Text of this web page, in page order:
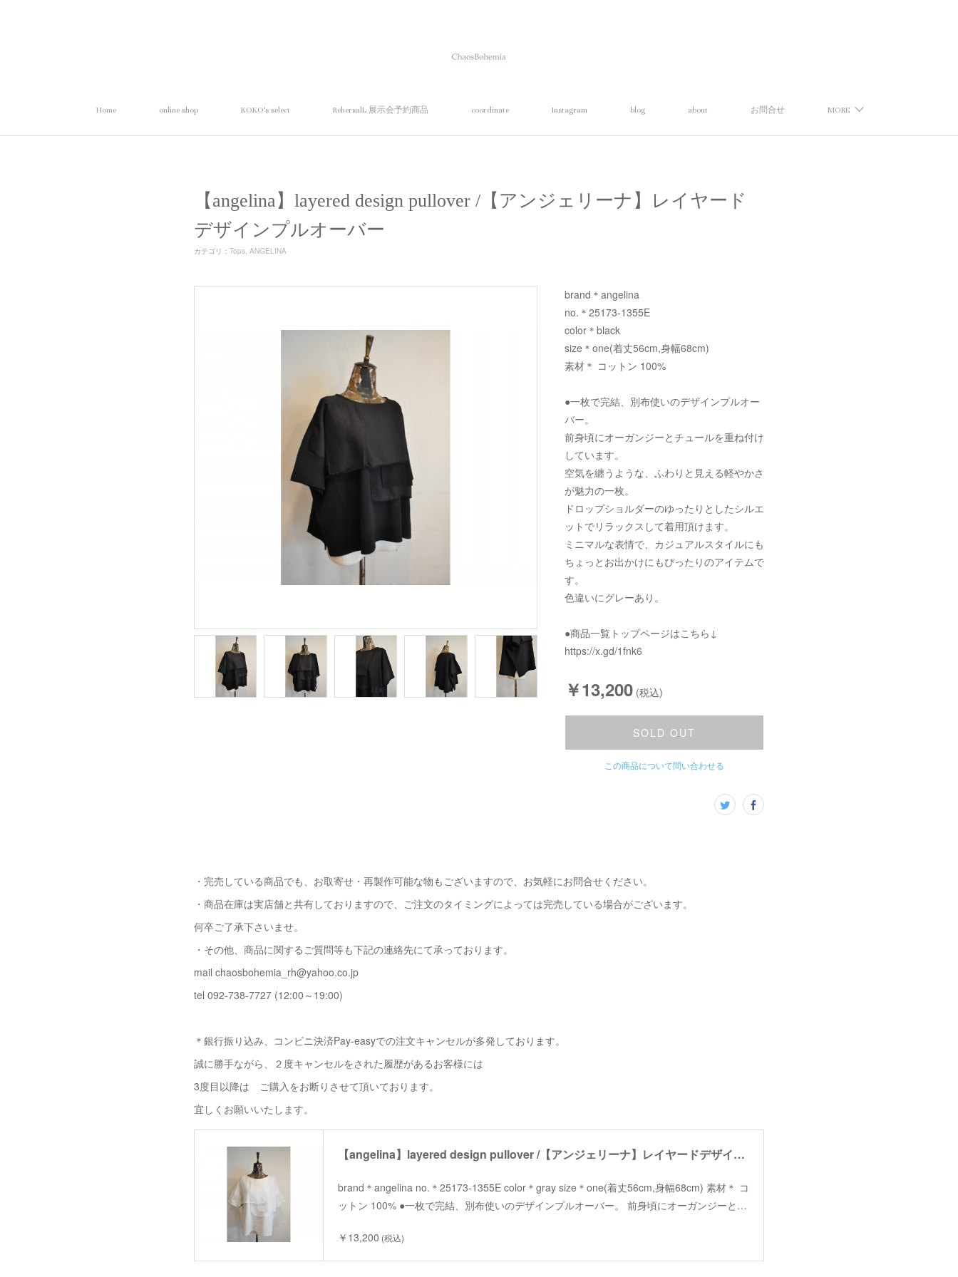
Home online shop KOKO's select RehersalL 展示会予約商品 coordinate Instagram blog about お問合せ MORE
【angelina】layered design pullover /【アンジェリーナ】レイヤード
デザインプルオーバー
カテゴリ ： Tops ANGELINA
brand＊angelina
no.＊25173-1355E
color＊black
size＊one(着丈56cm,身幅68cm)
素材＊ コットン 100%
●一枚で完結、別布使いのデザインプルオー
バー。
前身頃にオーガンジーとチュールを重ね付け
しています。
空気を纏うような、ふわりと見える軽やかさ
が魅力の一枚。
ドロップショルダーのゆったりとしたシルエ
ットでリラックスして着用頂けます。
ミニマルな表情で、カジュアルスタイルにも
ちょっとお出かけにもぴったりのアイテムで
す。
色違いにグレーあり。
●商品一覧トップページはこちら↓
https://x.gd/1fnk6
￥13,200 (税込)
SOLD OUT
この商品について問い合わせる
・完売している商品でも、お取寄せ・再製作可能な物もございますので、お気軽にお問合せください。
・商品在庫は実店舗と共有しておりますので、ご注文のタイミングによっては完売している場合がございます。
何卒ご了承下さいませ。
・その他、商品に関するご質問等も下記の連絡先にて承っております。
mail chaosbohemia_rh@yahoo.co.jp
tel 092-738-7727 (12:00～19:00)
＊銀行振り込み、コンビニ決済Pay-easyでの注文キャンセルが多発しております。
誠に勝手ながら、２度キャンセルをされた履歴があるお客様には
3度目以降は ご購入をお断りさせて頂いております。
宜しくお願いいたします。
【angelina】layered design pullover /【アンジェリーナ】レイヤードデザインプルオーバー
brand＊angelina no.＊25173-1355E color＊gray size＊one(着丈56cm,身幅68cm) 素材＊ コ
ットン 100% ●一枚で完結、別布使いのデザインプルオーバー。 前身頃にオーガンジーと…
￥13,200 (税込)